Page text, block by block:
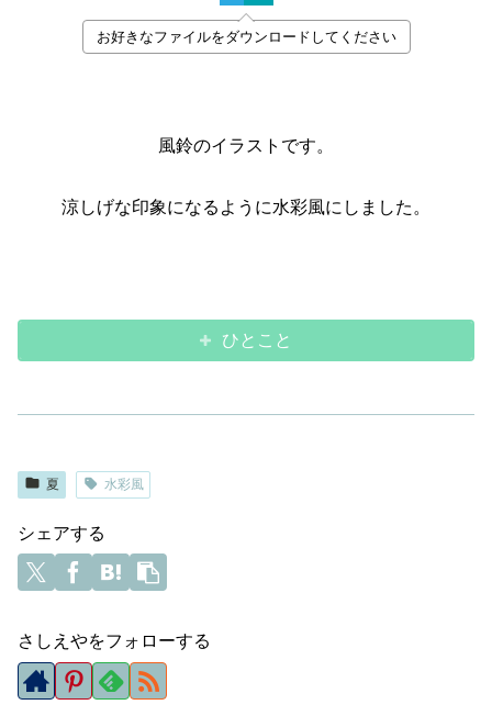
お好きなファイルをダウンロードしてください
風鈴のイラストです。
涼しげな印象になるように水彩風にしました。
ひとこと
夏 水彩風
シェアする
さしえやをフォローする